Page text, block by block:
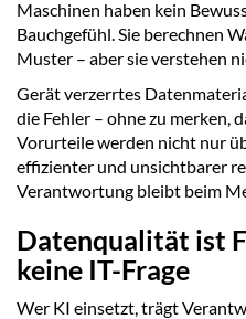
Maschinen haben kein
Bauchgefühl. Sie berechnen
Muster – aber sie verstehen
Gerät verzerrtes
die Fehler – ohne zu merken,
Vorurteile werden nicht nur
effizienter und unsichtbarer
Verantwortung bleibt beim
Datenqualität ist
keine IT-Frage
Wer KI einsetzt, trägt